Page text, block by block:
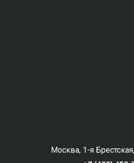
Москва, 1-я